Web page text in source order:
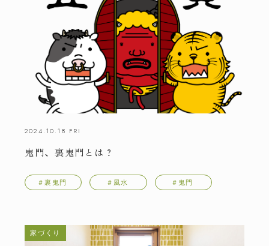
私たちのこだわり
施工事例
家づくりの流れ
スタッフ紹介
会社概要・アクセス
イベント情報
お知らせ
株式会社 林友 / 建築事業部
TEL.0263-50-7877
2024.10.18 FRI
鬼門、裏鬼門とは？
＃裏鬼門 ＃風水 ＃鬼門
家づくり